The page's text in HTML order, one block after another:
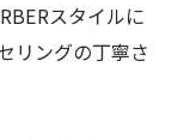
スタイルに
リングの丁寧さ